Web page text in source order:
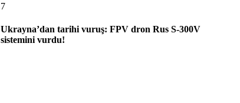
7
Ukrayna’dan tarihi vuruş: FPV dron Rus S-300V
sistemini vurdu!